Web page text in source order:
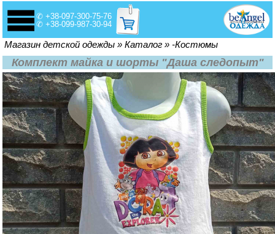
✆ +38-097-300-75-76
✆ +38-099-987-30-94
Вы здесь
Магазин детской одежды » Каталог » -Костюмы
Комплект майка и шорты "Даша следопыт"